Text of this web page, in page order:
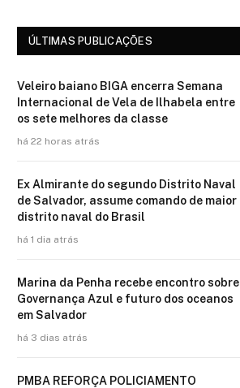
ÚLTIMAS PUBLICAÇÕES
Veleiro baiano BIGA encerra Semana
Internacional de Vela de Ilhabela entre
os sete melhores da classe
há 22 horas atrás
Ex Almirante do segundo Distrito Naval
de Salvador, assume comando de maior
distrito naval do Brasil
há 1 dia atrás
Marina da Penha recebe encontro sobre
Governança Azul e futuro dos oceanos
em Salvador
há 3 dias atrás
PMBA REFORÇA POLICIAMENTO